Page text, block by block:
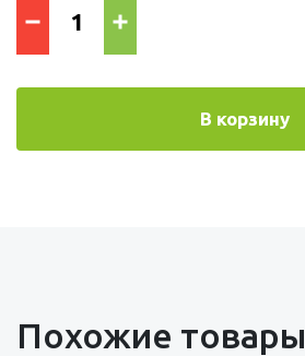
В корзину
Похожие товары